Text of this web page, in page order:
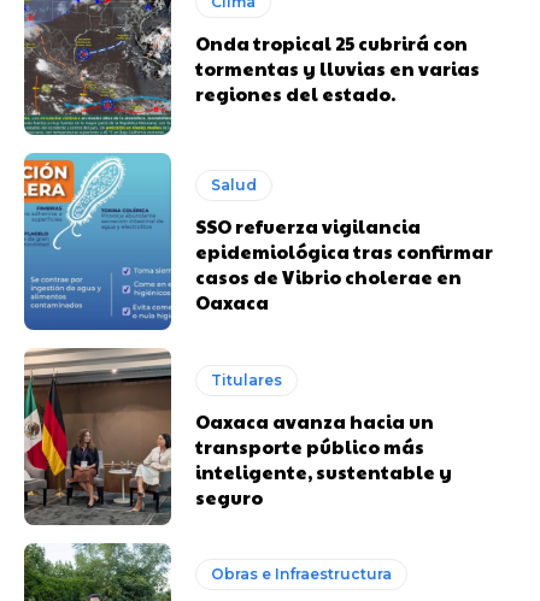
Onda tropical 25 cubrirá con
tormentas y lluvias en varias
regiones del estado.
Salud
SSO refuerza vigilancia
epidemiológica tras confirmar
casos de Vibrio cholerae en
Oaxaca
Titulares
Oaxaca avanza hacia un
transporte público más
inteligente, sustentable y
seguro
Obras e Infraestructura